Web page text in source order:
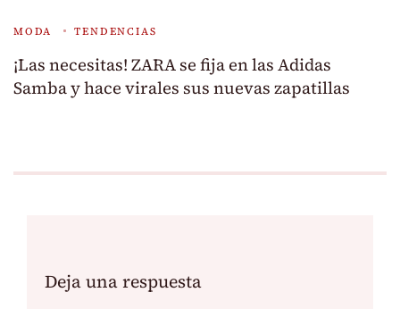
MODA TENDENCIAS
¡Las necesitas! ZARA se fija en las Adidas
Samba y hace virales sus nuevas zapatillas
Deja una respuesta